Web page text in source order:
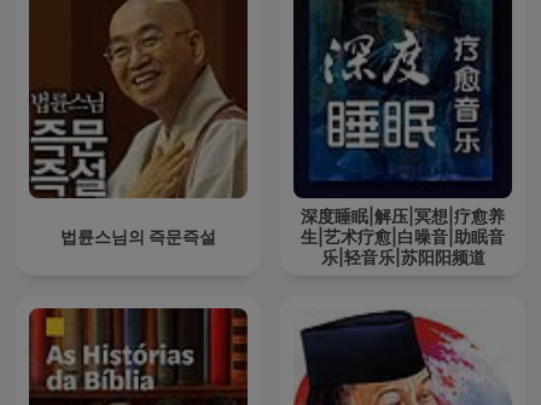
법륜스님의 즉문즉설
深度睡眠|解压|冥想|疗愈养
生|艺术疗愈|白噪音|助眠音
乐|轻音乐|苏阳阳频道